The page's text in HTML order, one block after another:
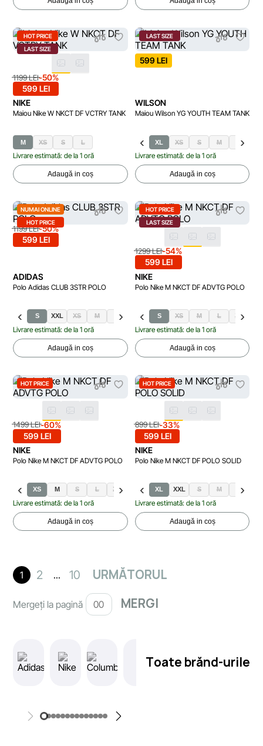
HOT PRICE
LAST SIZE
1199 LEI-50%
599 LEI
NIKE
Maiou Nike W NKCT DF VCTRY TANK
M XS S L
Livrare estimată: de la 1 oră
Adaugă in coș
LAST SIZE
599 LEI
WILSON
Maiou Wilson YG YOUTH TEAM TANK
XL XS S M L
Livrare estimată: de la 1 oră
Adaugă in coș
NUMAI ONLINE
HOT PRICE
1199 LEI-50%
599 LEI
ADIDAS
Polo Adidas CLUB 3STR POLO
S XXL XS M XL
Livrare estimată: de la 1 oră
Adaugă in coș
HOT PRICE
LAST SIZE
1299 LEI-54%
599 LEI
NIKE
Polo Nike M NKCT DF ADVTG POLO
S XS M L XL
Livrare estimată: de la 1 oră
Adaugă in coș
HOT PRICE
1499 LEI-60%
599 LEI
NIKE
Polo Nike M NKCT DF ADVTG POLO
XS M S L XL 2XL
Livrare estimată: de la 1 oră
Adaugă in coș
HOT PRICE
899 LEI-33%
599 LEI
NIKE
Polo Nike M NKCT DF POLO SOLID
XL XXL S M L
Livrare estimată: de la 1 oră
Adaugă in coș
1 2 ... 10 URMĂTORUL
Mergeți la pagină
Toate brănd-urile